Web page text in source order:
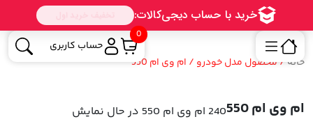
0
حساب کاربری
خانه / محصول مدل خودرو / ام وی ام 550
ام وی ام 550 240 ام وی ام 550
در حال نمایش